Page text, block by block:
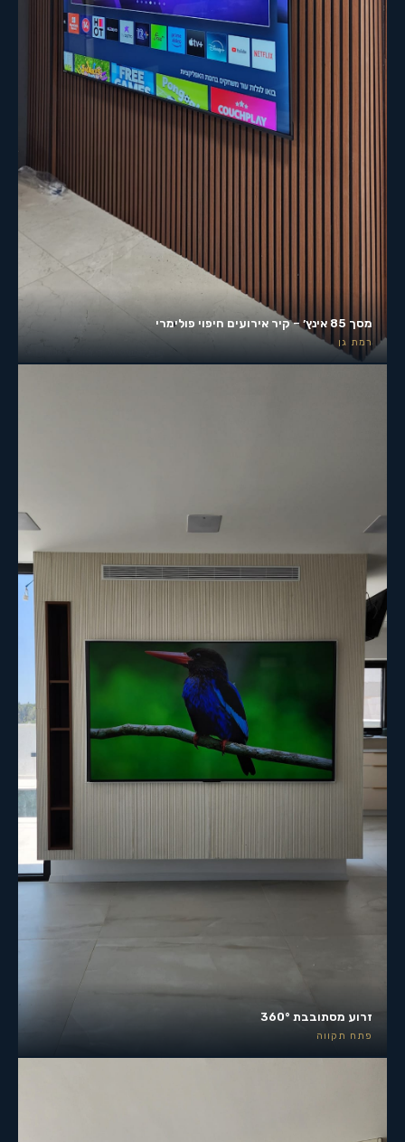
מסך 85 אינץ׳ – קיר אירועים חיפוי פולימרי
רמת גן
זרוע מסתובבת 360°
פתח תקווה